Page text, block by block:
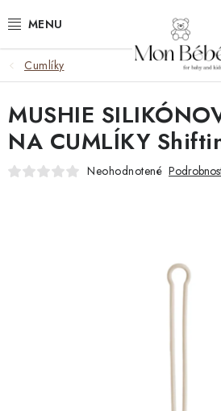
na
ZĽAVY
OBLEČENIE
VÝBAVA
Cumlíky
MUSHIE
NA CUMLÍKY
Neohodnotené